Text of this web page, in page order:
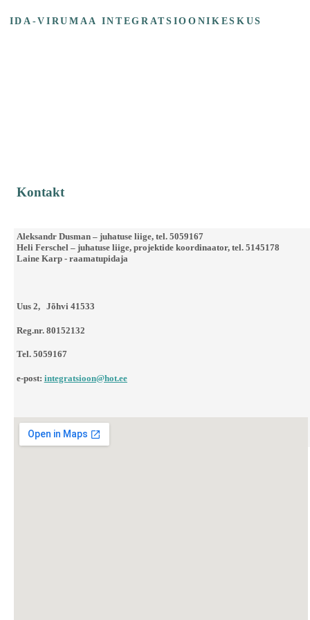
IDA-VIRUMAA INTEGRATSIOONIKESKUS
Kontakt
Aleksandr Dusman – juhatuse liige, tel. 5059167
Heli Ferschel – juhatuse liige, projektide koordinaator, tel. 5145178
Laine Karp - raamatupidaja
Uus 2, Jõhvi 41533
Reg.nr. 80152132
Tel. 5059167
e-post: integratsioon@hot.ee